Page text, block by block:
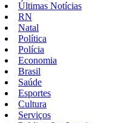
Últimas Notícias
RN
Natal
Política
Polícia
Economia
Brasil
Saúde
Esportes
Cultura
Serviços